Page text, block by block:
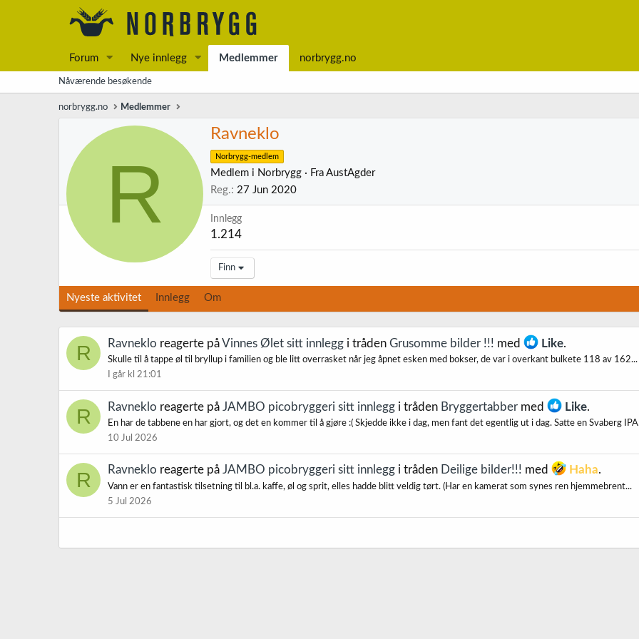
Forum Nye innlegg Medlemmer norbrygg.no
Nåværende besøkende
norbrygg.no Medlemmer
R
Ravneklo
Norbrygg-medlem
Medlem i Norbrygg · Fra AustAgder
Reg. 27 Jun 2020
Innlegg
1.214
Finn
Nyeste aktivitet Innlegg Om
R Ravneklo reagerte påVinnes Ølet sitt innlegg i tråden Grusomme bilder !!! med Like.
Skulle til å tappe øl til bryllup i familien og ble litt overrasket når jeg åpnet esken med bokser, de var i overkant bulkete 118 av 162...
I går kl 21:01
R Ravneklo reagerte på JAMBO picobryggeri sitt innlegg i tråden Bryggertabber med Like.
En har de tabbene en har gjort, og det en kommer til å gjøre :( Skjedde ikke i dag, men fant det egentlig ut i dag. Satte en Svaberg
10 Jul 2026
R Ravneklo reagerte på JAMBO picobryggeri sitt innlegg i tråden Deilige bilder!!! med Haha.
Vann er en fantastisk tilsetning til bl.a. kaffe, øl og sprit, elles hadde blitt veldig tørt. (Har en kamerat som synes ren hjemmebrent...
5 Jul 2026